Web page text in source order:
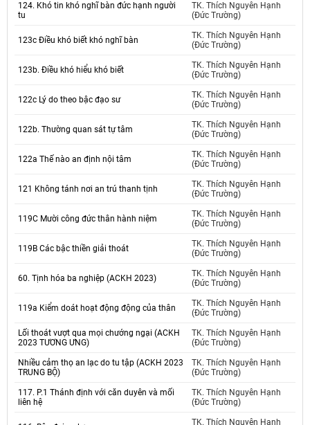
124. Khó tin khó nghĩ bàn đức hạnh người
tu
TK. Thích Nguyên Hạnh
(Đức Trường)
123c Điều khó biết khó nghĩ bàn
TK. Thích Nguyên Hạnh
(Đức Trường)
123b. Điều khó hiểu khó biết
TK. Thích Nguyên Hạnh
(Đức Trường)
122c Lý do theo bậc đạo sư
TK. Thích Nguyên Hạnh
(Đức Trường)
122b. Thường quan sát tự tâm
TK. Thích Nguyên Hạnh
(Đức Trường)
122a Thế nào an định nội tâm
TK. Thích Nguyên Hạnh
(Đức Trường)
121 Không tánh nơi an trú thanh tịnh
TK. Thích Nguyên Hạnh
(Đức Trường)
119C Mười công đức thân hành niệm
TK. Thích Nguyên Hạnh
(Đức Trường)
119B Các bậc thiền giải thoát
TK. Thích Nguyên Hạnh
(Đức Trường)
60. Tịnh hóa ba nghiệp (ACKH 2023)
TK. Thích Nguyên Hạnh
(Đức Trường)
119a Kiểm doát hoạt động động của thân
TK. Thích Nguyên Hạnh
(Đức Trường)
Lối thoát vượt qua mọi chướng ngại (ACKH
2023 TƯƠNG ƯNG)
TK. Thích Nguyên Hạnh
(Đức Trường)
Nhiều cảm thọ an lạc do tu tập (ACKH 2023
TRUNG BỘ)
TK. Thích Nguyên Hạnh
(Đức Trường)
117. P.1 Thánh định với căn duyên và mối
liên hệ
TK. Thích Nguyên Hạnh
(Đức Trường)
TK. Thích Nguyên Hạnh